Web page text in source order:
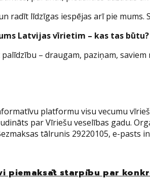
radīt līdzīgas iespējas arī pie
Latvijas vīrietim – kas tas būtu?
– draugam, paziņam, saviem
platformu visu vecumu
par Vīriešu veselības gadu.
tālrunis 29220105, e-
starpību par